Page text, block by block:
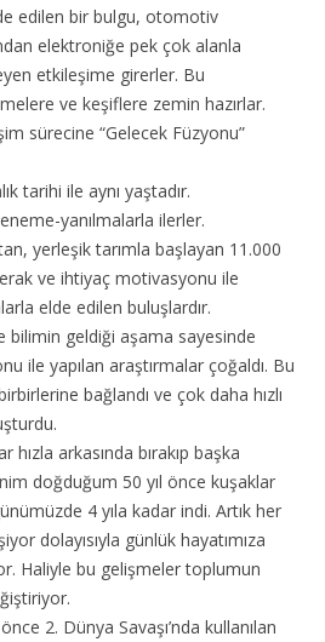
edilen bir bulgu, otomotiv
elektroniğe pek çok alanla
etkileşime girerler. Bu
ve keşiflere zemin hazırlar.
sürecine “Gelecek Füzyonu”
tarihi ile aynı yaştadır.
yanılmalarla ilerler.
yerleşik tarımla başlayan 11.000
ve ihtiyaç motivasyonu ile
elde edilen buluşlardır.
bilimin geldiği aşama sayesinde
ile yapılan araştırmalar çoğaldı. Bu
bağlandı ve çok daha hızlı
hızla arkasında bırakıp başka
doğduğum 50 yıl önce kuşaklar
4 yıla kadar indi. Artık her
dolayısıyla günlük hayatımıza
Haliyle bu gelişmeler toplumun
2. Dünya Savaşı’nda kullanılan